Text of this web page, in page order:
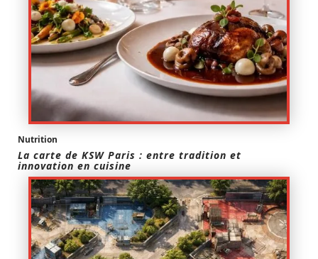
Nutrition
La carte de KSW Paris : entre tradition et
innovation en cuisine